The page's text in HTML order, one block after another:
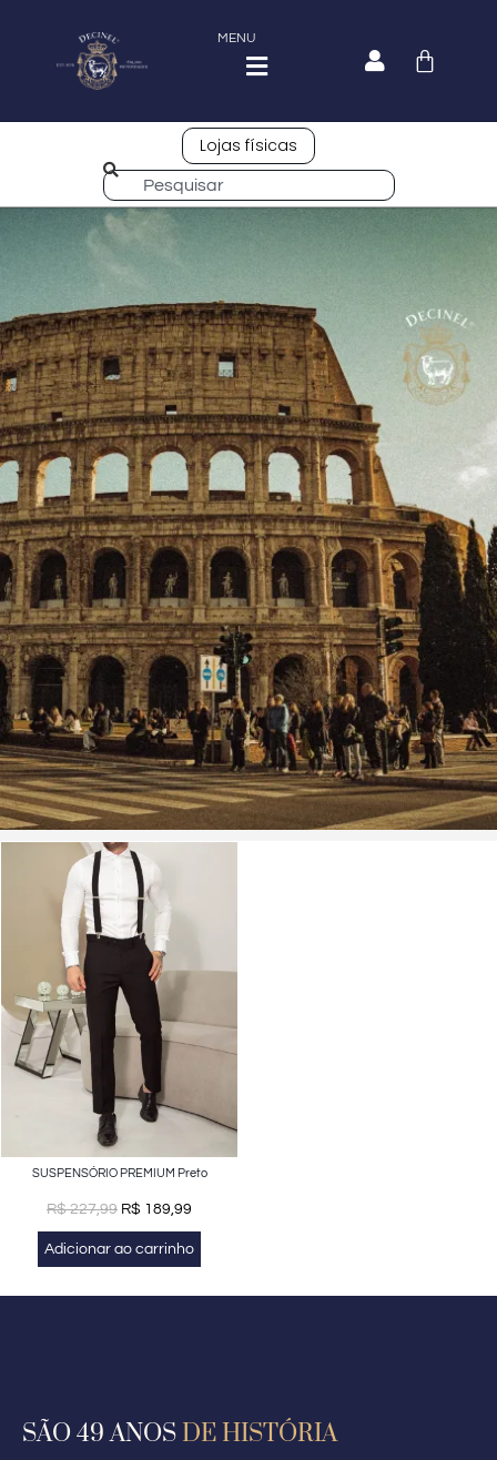
MENU
Lojas físicas
SUSPENSÓRIO PREMIUM Preto
R$227,99 R$ 189,99
Adicionar ao carrinho
SÃO 49 ANOS DE HISTÓRIA